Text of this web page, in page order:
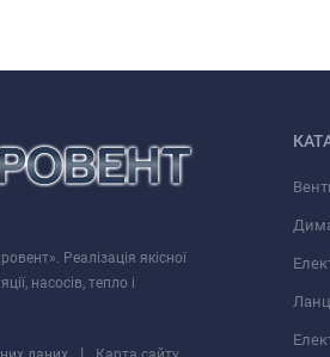
Реалізація якісної
насосів, тепло і